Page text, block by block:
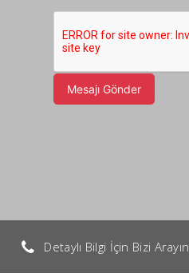
Mesajı Gönder
Detaylı Bilgi İçin Bizi Arayın